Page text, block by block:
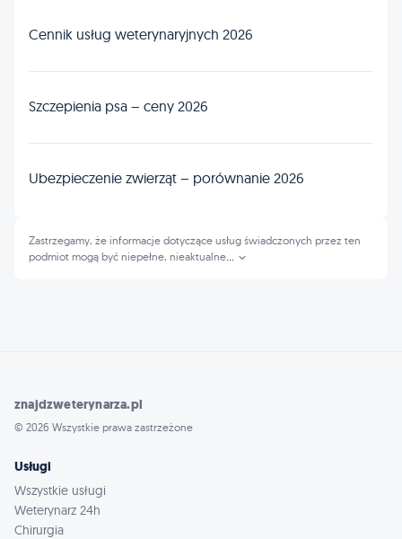
Cennik usług weterynaryjnych 2026
Szczepienia psa – ceny 2026
Ubezpieczenie zwierząt – porównanie 2026
Zastrzegamy, że informacje dotyczące usług świadczonych przez ten
podmiot mogą być niepełne, nieaktualne
znajdzweterynarza.pl
© 2026 Wszystkie prawa zastrzeżone
Usługi
Wszystkie usługi
Weterynarz 24h
Chirurgia